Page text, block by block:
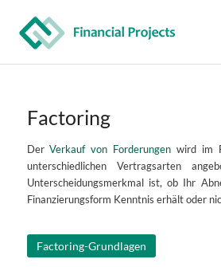
Factoring
DerVerkauf von Forderungen wird im
unterschiedlichen Vertragsarten
Unterscheidungsmerkmal ist, ob Ihr
Finanzierungsform Kenntnis erhält oder
Factoring-Grundlagen